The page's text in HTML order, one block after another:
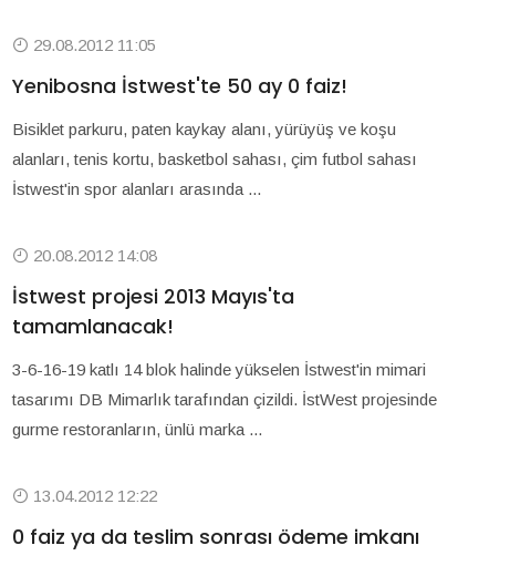
29.08.2012 11:05
Yenibosna İstwest'te 50 ay 0 faiz!
Bisiklet parkuru, paten kaykay alanı, yürüyüş ve koşu
alanları, tenis kortu, basketbol sahası, çim futbol sahası
İstwest'in spor alanları arasında ...
20.08.2012 14:08
İstwest projesi 2013 Mayıs'ta
tamamlanacak!
3-6-16-19 katlı 14 blok halinde yükselen İstwest'in mimari
tasarımı DB Mimarlık tarafından çizildi. İstWest projesinde
gurme restoranların, ünlü marka ...
13.04.2012 12:22
0 faiz ya da teslim sonrası ödeme imkanı